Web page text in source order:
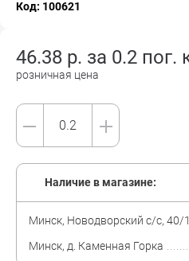
Код: 100621
46.38 р. за 0.2 пог.
розничная цена
Наличие в магазине:
Минск, Новодворский с/с, 40/1
Минск, д. Каменная Горка